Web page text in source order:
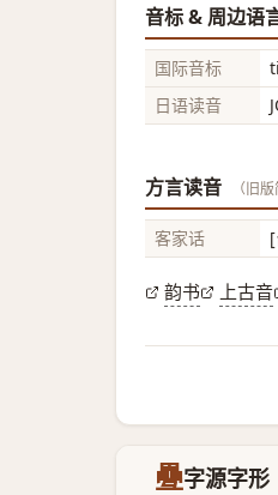
音标 & 周边语
国际音标
日语读音
方言读音 （旧
客家话
韵书 上古音
疉字源字形